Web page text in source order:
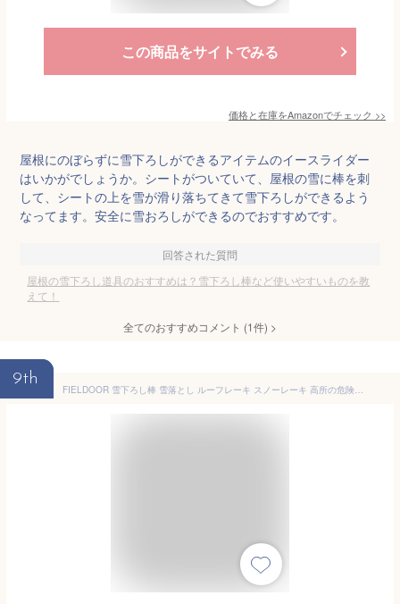
この商品をサイトでみる
価格と在庫をAmazonでチェック >>
屋根にのぼらずに雪下ろしができるアイテムのイースライダー
はいかがでしょうか。シートがついていて、屋根の雪に棒を刺
して、シートの上を雪が滑り落ちてきて雪下ろしができるよう
なってます。安全に雪おろしができるのでおすすめです。
回答された質問
屋根の雪下ろし道具のおすすめは？雪下ろし棒など使いやすいものを教
えて！
全てのおすすめコメント (1件) >
9th
FIELDOOR 雪下ろし棒 雪落とし ルーフレーキ スノーレーキ 高所の危険な雪下ろしに 屋根 駐輪場 カーポート 最長6m ロング 長さ調節5段階 ワイドヘッド 66cm ホイール付き 軽量 アルミ製 除雪 雪害 転落事故防止